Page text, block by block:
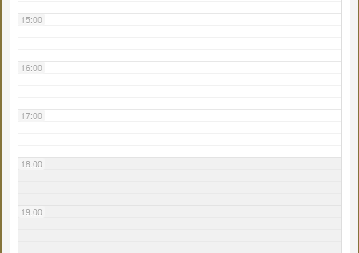
15:00
16:00
17:00
18:00
19:00